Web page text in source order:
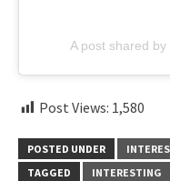
A post shared
Post Views: 1,580
POSTED UNDER
TAGGED
INTERESTING